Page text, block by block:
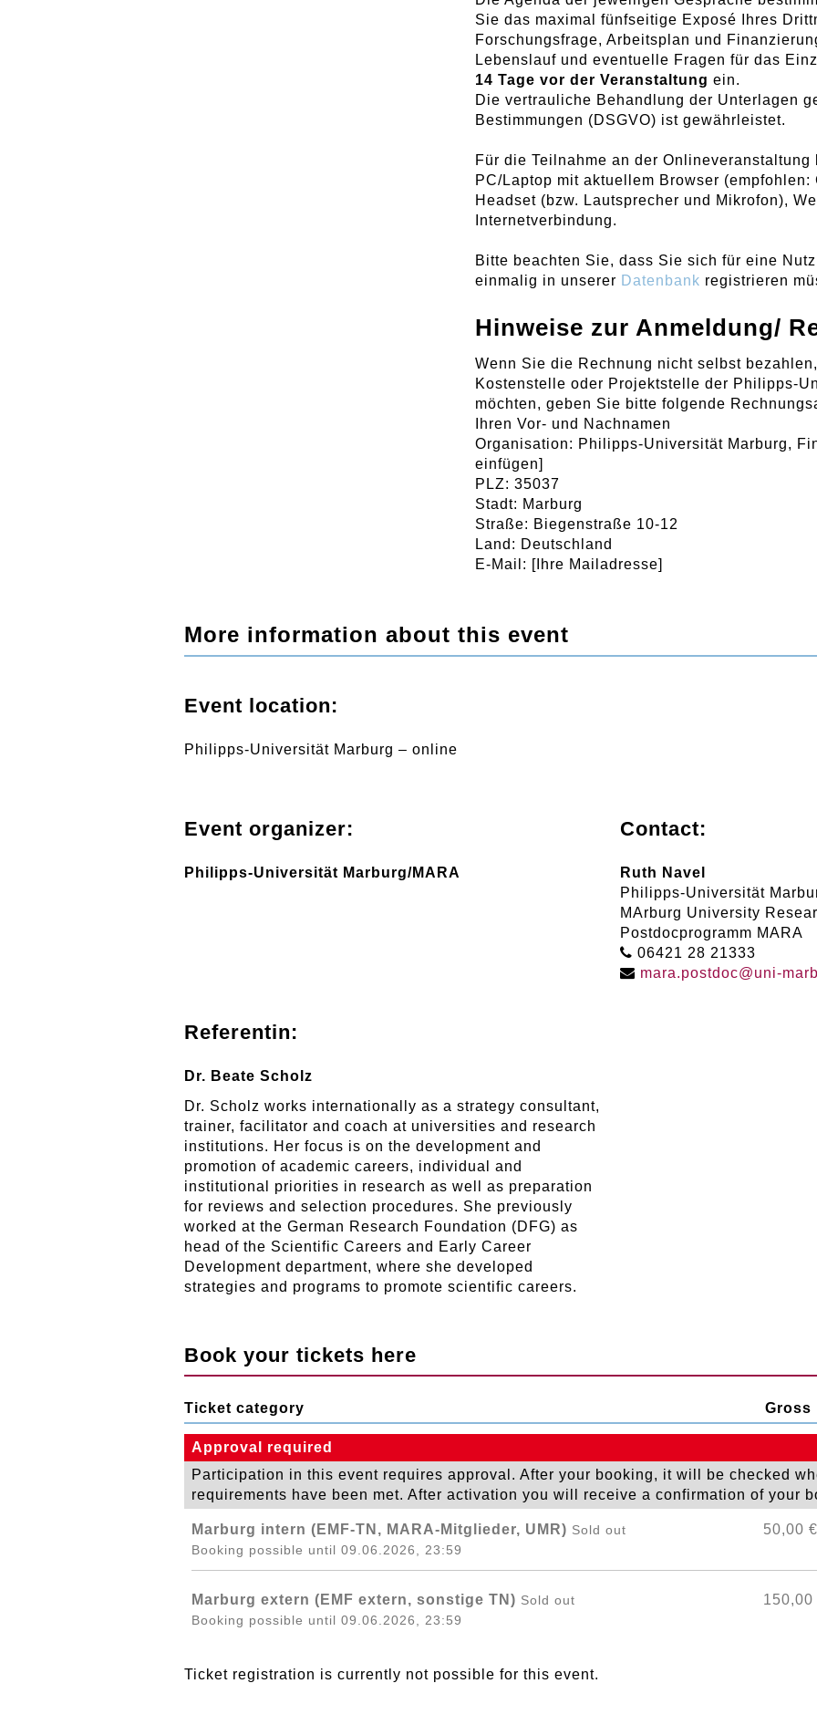
Sie das maximal fünfseitige Exposé Ihres
Forschungsfrage, Arbeitsplan und
Lebenslauf und eventuelle Fragen für das
14 Tage vor der Veranstaltung ein.
Die vertrauliche Behandlung der Unterlagen
Bestimmungen (DSGVO) ist gewährleistet.
Für die Teilnahme an der
PC/Laptop mit aktuellem Browser
Headset (bzw. Lautsprecher und Mikrofon),
Internetverbindung.
Bitte beachten Sie, dass Sie sich für eine
einmalig in unserer Datenbank registrieren
Hinweise zur Anmeldung/
Wenn Sie die Rechnung nicht selbst
Kostenstelle oder Projektstelle der Philipps-
möchten, geben Sie bitte folgende
Ihren Vor- und Nachnamen
Organisation: Philipps-Universität Marburg,
einfügen]
PLZ: 35037
Stadt: Marburg
Straße: Biegenstraße 10-12
Land: Deutschland
E-Mail: [Ihre Mailadresse]
More information about this event
Event location:
Philipps-Universität Marburg – online
Event organizer:
Philipps-Universität Marburg/MARA
Contact:
Ruth Navel
Philipps-Universität
MArburg University
Postdocprogramm MARA
06421 28 21333
mara.postdoc@uni-
Referentin:
Dr. Beate Scholz
Dr. Scholz works internationally as a strategy consultant,
trainer, facilitator and coach at universities and research
institutions. Her focus is on the development and
promotion of academic careers, individual and
institutional priorities in research as well as preparation
for reviews and selection procedures. She previously
worked at the German Research Foundation (DFG) as
head of the Scientific Careers and Early Career
Development department, where she developed
strategies and programs to promote scientific careers.
Book your tickets here
Ticket category Gross
Approval required
Participation in this event requires approval. After your booking, it will be checked
requirements have been met. After activation you will receive a confirmation of your
Marburg intern (EMF-TN, MARA-Mitglieder, UMR) Sold out
Booking possible until 09.06.2026, 23:59
50,00 €
Marburg extern (EMF extern, sonstige TN) Sold out
Booking possible until 09.06.2026, 23:59
150,00
Ticket registration is currently not possible for this event.